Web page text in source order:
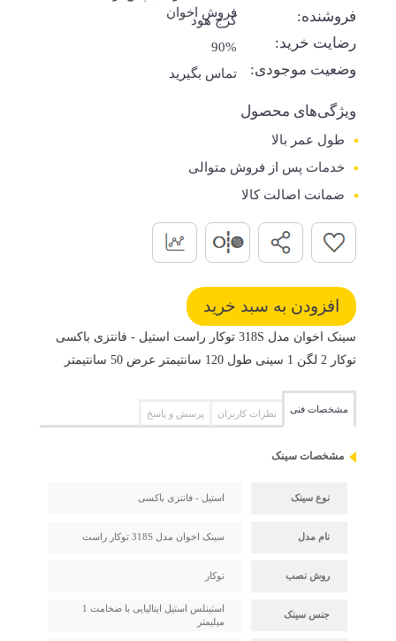
فروش اخوان
فروشنده: کرج هود
رضایت خرید: 90%
وضعیت موجودی: تماس بگیرید
ویژگی‌های محصول
طول عمر بالا
خدمات پس از فروش متوالی
ضمانت اصالت کالا
سینک اخوان مدل 318S توکار راست استیل - فانتزی باکسی
توکار 2 لگن 1 سینی طول 120 سانتیمتر عرض 50 سانتیمتر
مشخصات فنی نظرات کاربران پرسش و پاسخ
مشخصات سینک
نوع سینک استیل - فانتزی باکسی
نام مدل سینک اخوان مدل 318S توکار راست
روش نصب توکار
جنس سینک
استینلس استیل ایتالیایی با ضخامت 1
میلیمتر